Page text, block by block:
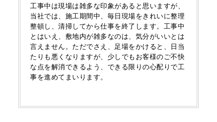
⼯事中は現場は雑多な印象があると思いますが、
当社では、施⼯期間中、毎日現場をきれいに整理
整頓し、清掃してから仕事を終了します。⼯事中
とはいえ、敷地内が雑多なのは、気分がいいとは
言えません。ただでさえ、⾜場をかけると、日当
たりも悪くなりますが、少しでもお客様のご不快
な点を解消できるよう、できる限りの心配りで⼯
事を進めてまいります。